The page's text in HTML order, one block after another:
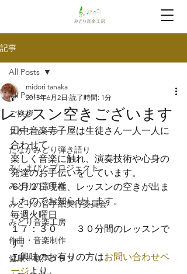
記事
All Posts
ご挨拶
スケジュール
たなかみどり弾き語り
みしまびとプロジェクト
みどりの音手紙
みどりの音手紙実行委員会
みどり音楽工房
作曲・音楽制作
健康！歌声クラブ
All Posts
レッスン空きございます
midori tanaka
2015年6月2日 読了時間: 1分
田中音楽寺子屋は生徒さん一人一人に
合わせて
楽しく音楽に触れ、演奏技術や心身の
発達のお手伝いをしています。
６月２日現在、レッスンの空きが出ま
したのでお知らせします。
毎週火曜日
１７：３０　　３０分間のレッスンで
す。
ご興味のお有りの方はお問い合わせペ
ージより